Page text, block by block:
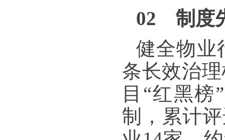
02 制度
健全物业
条长效治
目“红黑
制，累计